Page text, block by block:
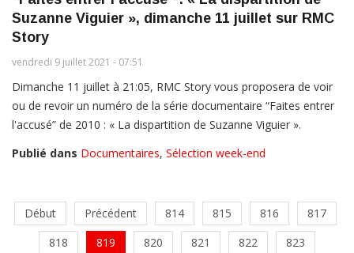
Suzanne Viguier », dimanche 11 juillet sur RMC
Story
vendredi 9 juillet 2021 - 07:51
Dimanche 11 juillet à 21:05, RMC Story vous proposera de voir
ou de revoir un numéro de la série documentaire “Faites entrer
l'accusé” de 2010 : « La dispartition de Suzanne Viguier ».
Publié dans Documentaires, Sélection week-end
Début Précédent 814 815 816
817
818
819 820 821 822
823